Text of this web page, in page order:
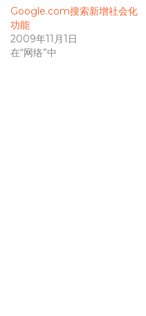
Google.com搜索新增社会化
功能
2009年11月1日
在“网络”中